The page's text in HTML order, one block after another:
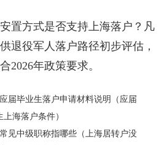
方式是否支持上海落户？凡
退役军人落户路径初步评估，
2026年政策要求。
届毕业生落户申请材料说明（应届
上海落户条件）
常见中级职称指哪些（上海居转户没